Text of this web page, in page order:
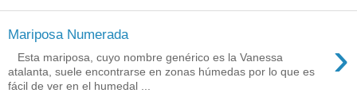
Mariposa Numerada ›
Esta mariposa, cuyo nombre genérico es la Vanessa
atalanta, suele encontrarse en zonas húmedas por lo que es
fácil de ver en el humedal ...